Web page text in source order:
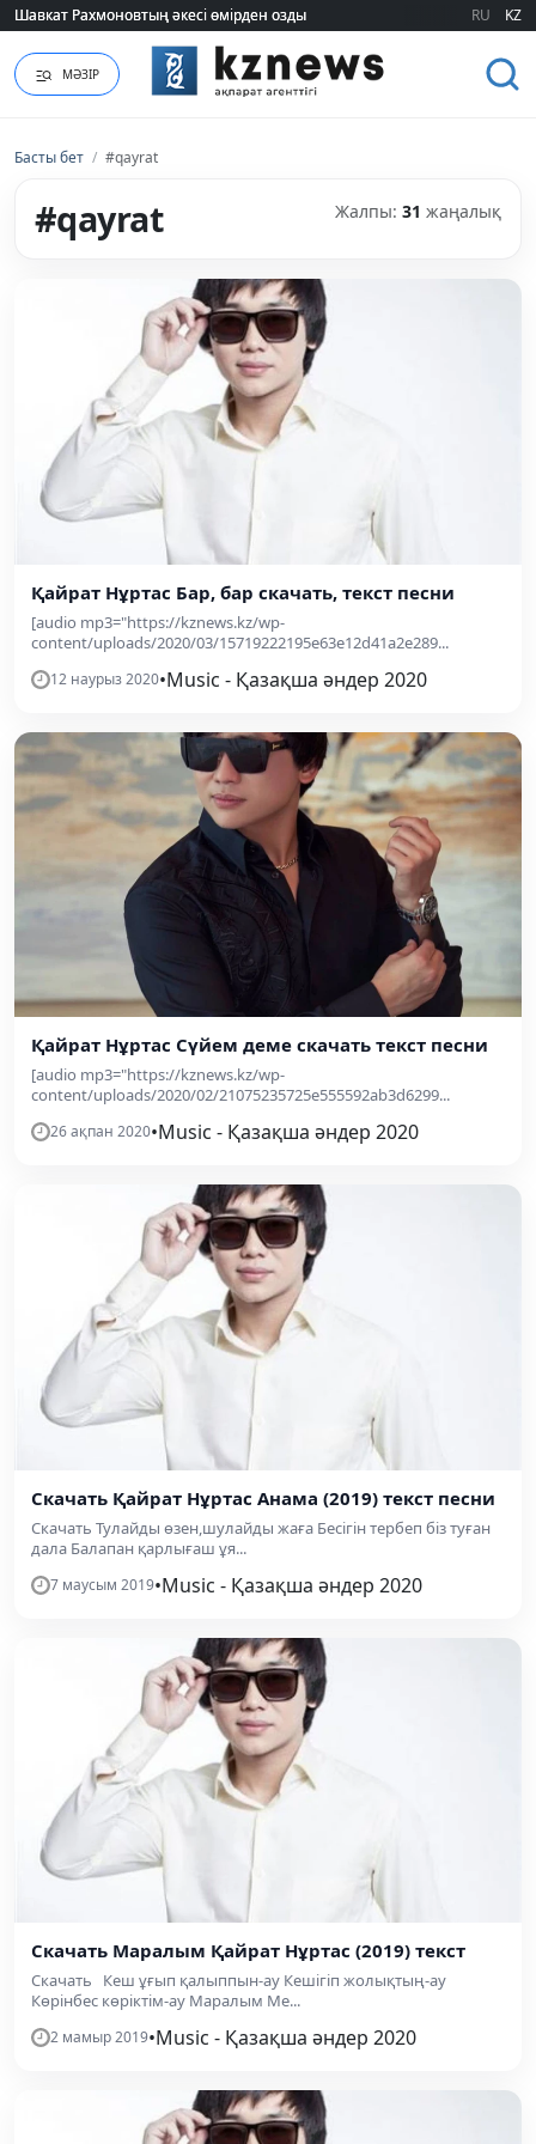
Шавкат Рахмоновтың әкесі өмірден озды
Шавкат Рахмоновтың әкесі өмірден озды RU KZ
МӘЗІР
Басты бет / #qayrat
#qayrat Жалпы: 31 жаңалық
Қайрат Нұртас Бар, бар скачать, текст песни
[audio mp3="https://kznews.kz/wp-
content/uploads/2020/03/15719222195e63e12d41a2e289...
12 наурыз 2020•Music - Қазақша әндер 2020
Қайрат Нұртас Сүйем деме скачать текст песни
[audio mp3="https://kznews.kz/wp-
content/uploads/2020/02/21075235725e555592ab3d6299...
26 ақпан 2020•Music - Қазақша әндер 2020
Скачать Қайрат Нұртас Анама (2019) текст песни
Скачать Тулайды өзен,шулайды жаға Бесігін тербеп біз туған
дала Балапан қарлығаш ұя...
7 маусым 2019•Music - Қазақша әндер 2020
Скачать Маралым Қайрат Нұртас (2019) текст
Скачать Кеш ұғып қалыппын-ау Кешігіп жолықтың-ау
Көрінбес көріктім-ау Маралым Ме...
2 мамыр 2019•Music - Қазақша әндер 2020